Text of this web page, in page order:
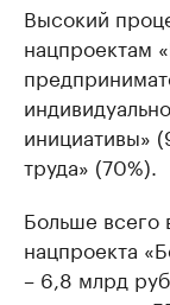
Высокий
нацпроектам
инициативы»
труда» (70%).
Больше всего
нацпроекта
– 6,8 млрд